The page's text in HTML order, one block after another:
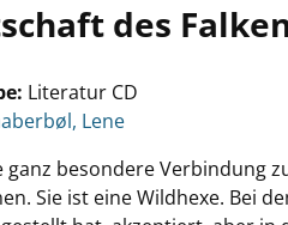
des
Literatur CD
nach diesem Verfasser
Lene
ganz besondere Verbindung
Sie ist eine Wildhexe. Bei